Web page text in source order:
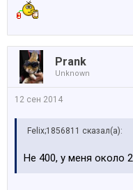
Prank
Unknown
12 сен 2014
Felix;1856811 сказал(а):
Не 400, у меня около